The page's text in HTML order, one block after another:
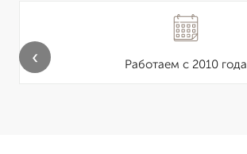
Работаем с 2010 года
‹